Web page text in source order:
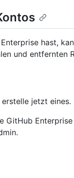
hast,
und entfernten
jetzt eines.
GitHub